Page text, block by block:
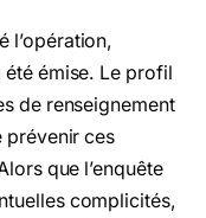
l’opération,
été émise. Le profil
de renseignement
prévenir ces
que l’enquête
complicités,